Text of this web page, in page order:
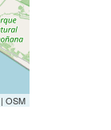
| OSM